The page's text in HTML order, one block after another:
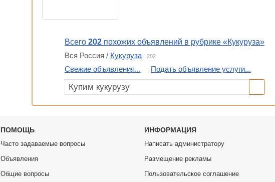
Всего 202 похожих объявлений в рубрике «Кукуруза»
Вся Россия / Кукуруза 202
Свежие объявления... Подать объявление услуги...
ПОМОЩЬ
Часто задаваемые вопросы
Объявления
Общие вопросы
ИНФОРМАЦИЯ
Написать администратору
Размещение рекламы
Пользовательское соглашение